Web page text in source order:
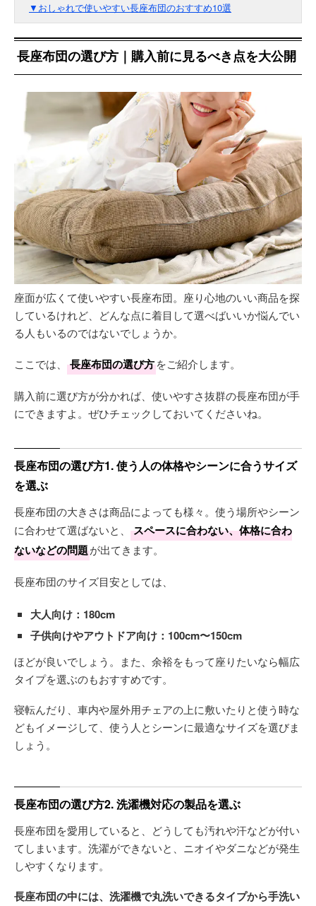
▼おしゃれで使いやすい長座布団のおすすめ10選
長座布団の選び方｜購入前に見るべき点を大公開
座面が広くて使いやすい長座布団。座り心地のいい商品を探
しているけれど、どんな点に着目して選べばいいか悩んでい
る人もいるのではないでしょうか。
ここでは、 長座布団の選び方をご紹介します。
購入前に選び方が分かれば、使いやすさ抜群の長座布団が手
にできますよ。ぜひチェックしておいてくださいね。
長座布団の選び方1. 使う人の体格やシーンに合うサイズ
を選ぶ
長座布団の大きさは商品によっても様々。使う場所やシーン
に合わせて選ばないと、
スペースに合わない、体格に合わ
ないなどの問題が出てきます。
長座布団のサイズ目安としては、
大人向け：180cm
子供向けやアウトドア向け：100cm〜150cm
ほどが良いでしょう。また、余裕をもって座りたいなら幅広
タイプを選ぶのもおすすめです。
寝転んだり、車内や屋外用チェアの上に敷いたりと使う時な
どもイメージして、使う人とシーンに最適なサイズを選びま
しょう。
長座布団の選び方2. 洗濯機対応の製品を選ぶ
長座布団を愛用していると、どうしても汚れや汗などが付い
てしまいます。洗濯ができないと、ニオイやダニなどが発生
しやすくなります。
長座布団の中には、洗濯機で丸洗いできるタイプから手洗い